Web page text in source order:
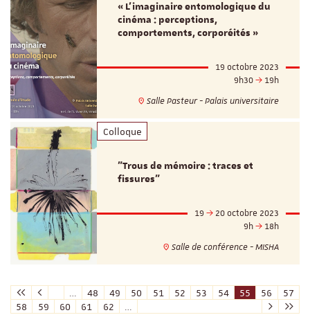
« L’imaginaire entomologique du
cinéma : perceptions,
comportements, corporéités »
19 octobre 2023
9h30
19h
Salle Pasteur - Palais universitaire
Colloque
"Trous de mémoire : traces et
fissures"
19
20 octobre 2023
9h
18h
Salle de conférence - MISHA
48 49 50 51 52 53 54 55 56
57
58
59 60 61 62